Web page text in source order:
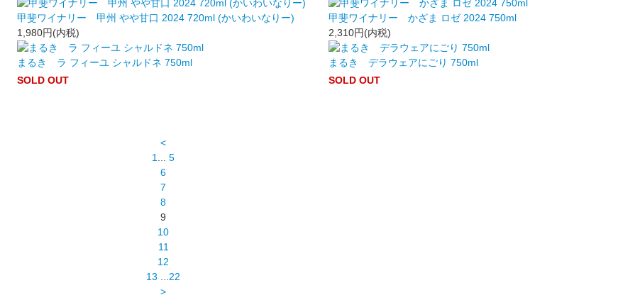
甲斐ワイナリー 甲州 やや甘口 2024 720ml (かいわいなりー)
1,980円(内税)
甲斐ワイナリー かざま ロゼ 2024 750ml
2,310円(内税)
まるき ラ フィーユ シャルドネ 750ml
SOLD OUT
まるき デラウェアにごり 750ml
SOLD OUT
<
1
5
6
7
8
9
10
11
12
13
22
>